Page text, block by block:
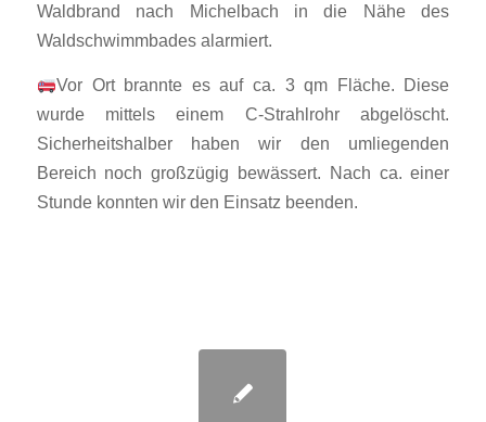
Waldbrand nach Michelbach in die Nähe des
Waldschwimmbades alarmiert.
Vor Ort brannte es auf ca. 3 qm Fläche. Diese
wurde mittels einem C-Strahlrohr abgelöscht.
Sicherheitshalber haben wir den umliegenden
Bereich noch großzügig bewässert. Nach ca. einer
Stunde konnten wir den Einsatz beenden.